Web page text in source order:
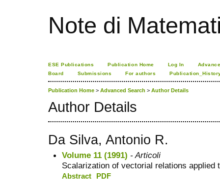
Note di
ESE Publications Publication Home Log In
Board
Submissions For authors
Publication Home > Advanced Search > Author Details
Author Details
Da Silva, Antonio R.
Volume 11 (1991) - Articoli
Scalarization of vectorial relations applied
Abstract PDF